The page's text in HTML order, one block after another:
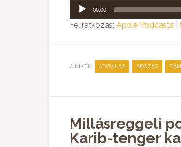
Audió
lejátszó
00:00
Feliratkozás: Apple Podcasts
CÍMKÉK: ADÓVILÁG , ADÓZÁS ,
Millásreggeli
Karib-tenger